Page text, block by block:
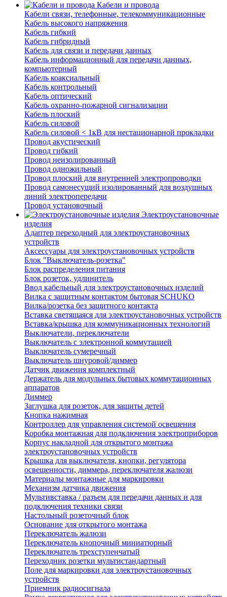
Кабели и провода
Кабели связи, телефонные, телекоммуникационные
Кабель высокого напряжения
Кабель гибкий
Кабель гибридный
Кабель для связи и передачи данных
Кабель информационный для передачи данных,
компьютерный
Кабель коаксиальный
Кабель контрольный
Кабель оптический
Кабель охранно-пожарной сигнализации
Кабель плоский
Кабель силовой
Кабель силовой < 1кВ для нестационарной прокладки
Провод акустический
Провод гибкий
Провод неизолированный
Провод одножильный
Провод плоский для внутренней электропроводки
Провод самонесущий изолированный для воздушных
линий электропередачи
Провод установочный
Электроустановочные
изделия
Адаптер переходный для электроустановочных
устройств
Аксессуары для электроустановочных устройств
Блок "Выключатель-розетка"
Блок распределения питания
Блок розеток, удлинитель
Ввод кабельный для электроустановочных изделий
Вилка с защитным контактом бытовая SCHUKO
Вилка/розетка без защитного контакта
Вставка светящаяся для электроустановочных устройств
Вставка/крышка для коммуникационных технологий
Выключатели, переключатели
Выключатель с электронной коммутацией
Выключатель сумеречный
Выключатель шнуровой/диммер
Датчик движения комплектный
Держатель для модульных бытовых коммутационных
аппаратов
Диммер
Заглушка для розеток, для защиты детей
Кнопка нажимная
Контроллер для управления системой освещения
Коробка монтажная для подключения электроприборов
Корпус накладной для открытого монтажа
электроустановочных устройств
Крышка для выключателя, кнопки, регулятора
освещенности, диммера, переключателя жалюзи
Материалы монтажные для маркировки
Механизм датчика движения
Мультивставка / разъем для передачи данных и для
подключения техники связи
Настольный розеточный блок
Основание для открытого монтажа
Переключатель жалюзи
Переключатель кнопочный миниатюрный
Переключатель трехступенчатый
Переходник розетки мультистандартный
Поле для маркировки для электроустановочных
устройств
Приемник радиосигнала